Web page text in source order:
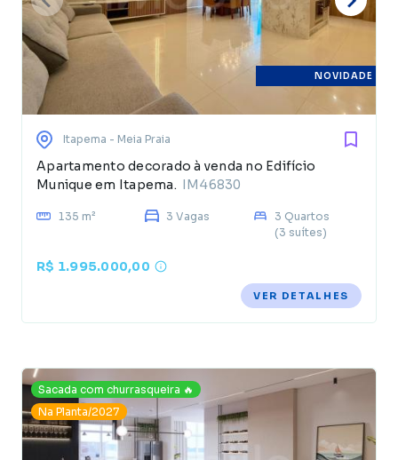
NOVIDADE
Itapema - Meia Praia
Apartamento decorado à venda no Edifício
Munique em Itapema. IM46830
135 m² 3 Vagas
3 Quartos
(3 suítes)
R$ 1.995.000,00
VER DETALHES
Sacada com churrasqueira 🔥
Na Planta/2027